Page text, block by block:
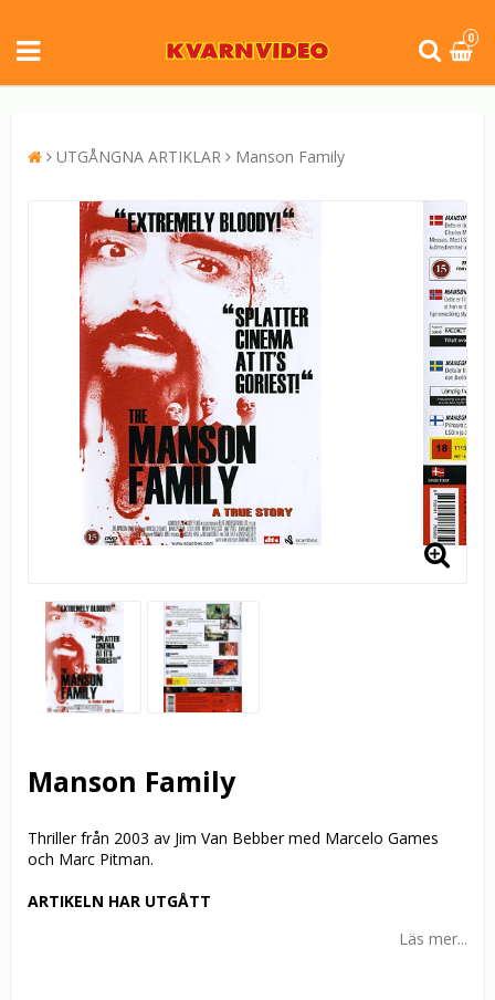
0
UTGÅNGNA ARTIKLAR Manson Family
Manson Family
Thriller från 2003 av Jim Van Bebber med Marcelo Games
och Marc Pitman.
ARTIKELN HAR UTGÅTT
Läs mer...